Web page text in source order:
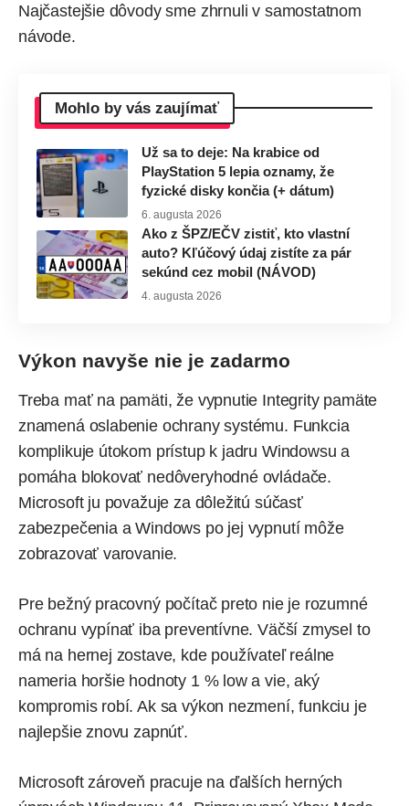
Najčastejšie dôvody sme zhrnuli v samostatnom
návode.
Mohlo by vás zaujímať
Už sa to deje: Na krabice od
PlayStation 5 lepia oznamy, že
fyzické disky končia (+ dátum)
6. augusta 2026
Ako z ŠPZ/EČV zistiť, kto vlastní
auto? Kľúčový údaj zistíte za pár
sekúnd cez mobil (NÁVOD)
4. augusta 2026
Výkon navyše nie je zadarmo
Treba mať na pamäti, že vypnutie Integrity pamäte
znamená oslabenie ochrany systému. Funkcia
komplikuje útokom prístup k jadru Windowsu a
pomáha blokovať nedôveryhodné ovládače.
Microsoft ju považuje za dôležitú súčasť
zabezpečenia a Windows po jej vypnutí môže
zobrazovať varovanie.
Pre bežný pracovný počítač preto nie je rozumné
ochranu vypínať iba preventívne. Väčší zmysel to
má na hernej zostave, kde používateľ reálne
nameria horšie hodnoty 1 % low a vie, aký
kompromis robí. Ak sa výkon nezmení, funkciu je
najlepšie znovu zapnúť.
Microsoft zároveň pracuje na ďalších herných